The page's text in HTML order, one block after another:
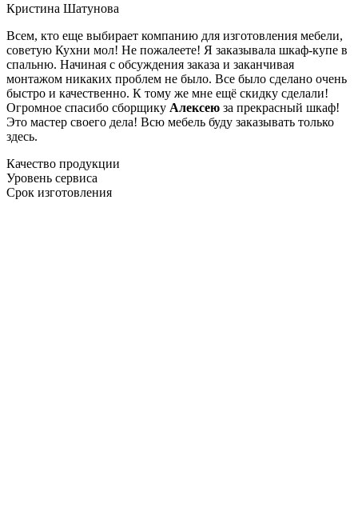
Кристина Шатунова
Всем, кто еще выбирает компанию для изготовления мебели,
советую Кухни мол! Не пожалеете! Я заказывала шкаф-купе в
спальню. Начиная с обсуждения заказа и заканчивая
монтажом никаких проблем не было. Все было сделано очень
быстро и качественно. К тому же мне ещё скидку сделали!
Огромное спасибо сборщику Алексею за прекрасный шкаф!
Это мастер своего дела! Всю мебель буду заказывать только
здесь.
Качество продукции
Уровень сервиса
Срок изготовления